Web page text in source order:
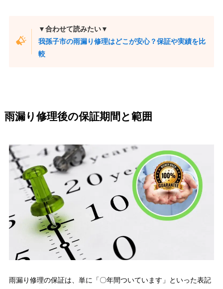
▼合わせて読みたい▼
我孫子市の雨漏り修理はどこが安心？保証や実績を比
較
雨漏り修理後の保証期間と範囲
雨漏り修理の保証は、単に「〇年間ついています」といった表記